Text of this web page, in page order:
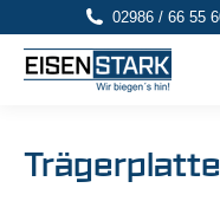
02986 / 66 55
Trägerplatte